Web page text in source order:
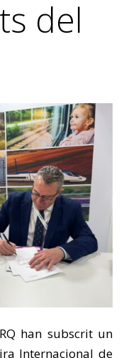
del
han subscrit un
Internacional de